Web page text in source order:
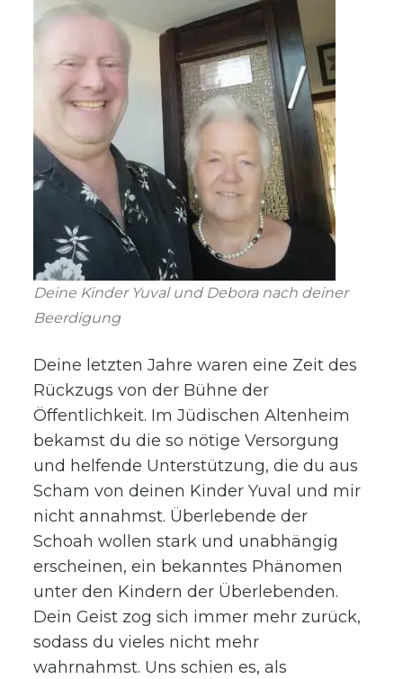
Deine Kinder Yuval und Debora nach deiner
Beerdigung
Deine letzten Jahre waren eine Zeit des
Rückzugs von der Bühne der
Öffentlichkeit. Im Jüdischen Altenheim
bekamst du die so nötige Versorgung
und helfende Unterstützung, die du aus
Scham von deinen Kinder Yuval und mir
nicht annahmst. Überlebende der
Schoah wollen stark und unabhängig
erscheinen, ein bekanntes Phänomen
unter den Kindern der Überlebenden.
Dein Geist zog sich immer mehr zurück,
sodass du vieles nicht mehr
wahrnahmst. Uns schien es, als